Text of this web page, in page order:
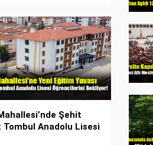
Şehit
Tombul Anadolu Lisesi